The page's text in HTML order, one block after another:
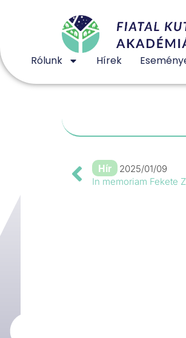
Rólunk Hírek
Hír
2025/01/09
In memoriam Fekete